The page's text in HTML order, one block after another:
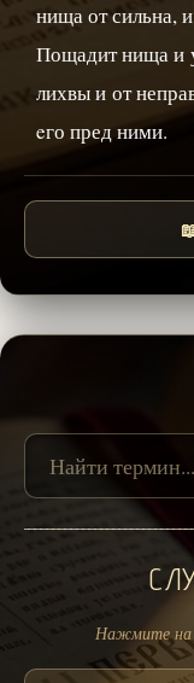
нища от сильна,
Пощадит нища и
лихвы и от
eго пред ними.
Нажмите на